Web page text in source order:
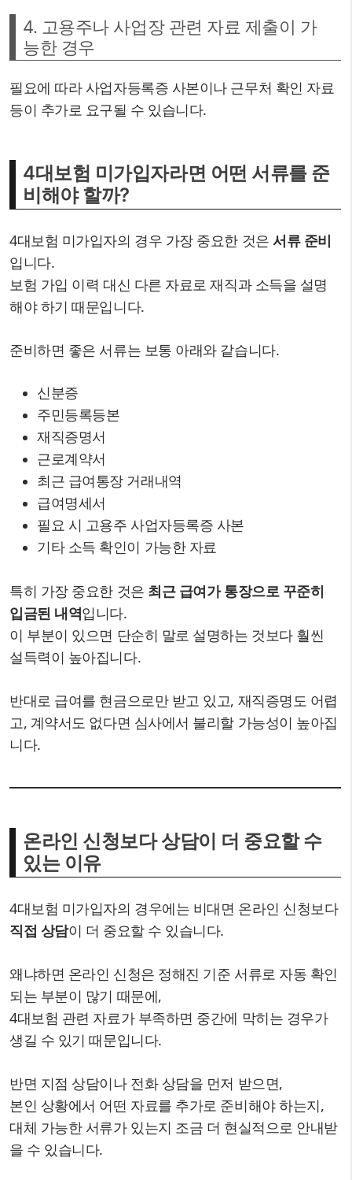
4. 고용주나 사업장 관련 자료 제출이 가
능한 경우
필요에 따라 사업자등록증 사본이나 근무처 확인 자료
등이 추가로 요구될 수 있습니다.
4대보험 미가입자라면 어떤 서류를 준
비해야 할까?
4대보험 미가입자의 경우 가장 중요한 것은서류 준비
입니다.
보험 가입 이력 대신 다른 자료로 재직과 소득을 설명
해야 하기 때문입니다.
준비하면 좋은 서류는 보통 아래와 같습니다.
신분증
주민등록등본
재직증명서
근로계약서
최근 급여통장 거래내역
급여명세서
필요 시 고용주 사업자등록증 사본
기타 소득 확인이 가능한 자료
특히 가장 중요한 것은 최근 급여가 통장으로 꾸준히
입금된 내역입니다.
이 부분이 있으면 단순히 말로 설명하는 것보다 훨씬
설득력이 높아집니다.
반대로 급여를 현금으로만 받고 있고, 재직증명도 어렵
고, 계약서도 없다면 심사에서 불리할 가능성이 높아집
니다.
온라인 신청보다 상담이 더 중요할 수
있는 이유
4대보험 미가입자의 경우에는 비대면 온라인 신청보다
직접 상담이 더 중요할 수 있습니다.
왜냐하면 온라인 신청은 정해진 기준 서류로 자동 확인
되는 부분이 많기 때문에,
4대보험 관련 자료가 부족하면 중간에 막히는 경우가
생길 수 있기 때문입니다.
반면 지점 상담이나 전화 상담을 먼저 받으면,
본인 상황에서 어떤 자료를 추가로 준비해야 하는지,
대체 가능한 서류가 있는지 조금 더 현실적으로 안내받
을 수 있습니다.